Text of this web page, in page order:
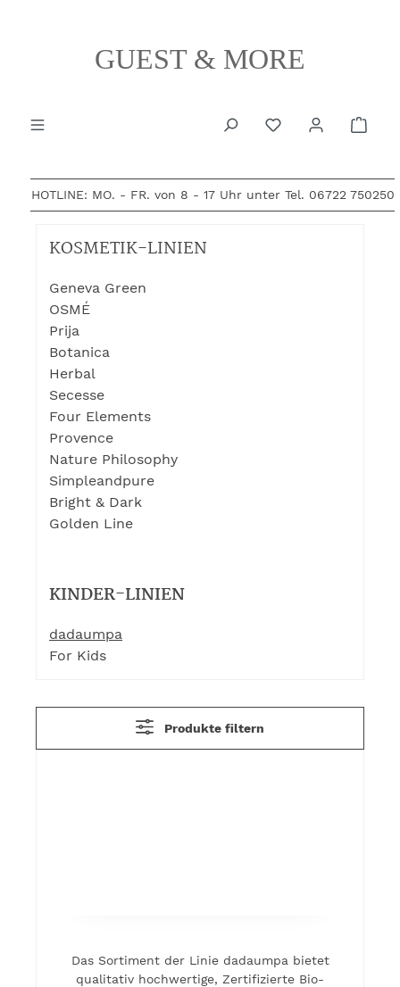
GUEST & MORE
HOTLINE: MO. - FR. von 8 - 17 Uhr unter Tel. 06722 750250
KOSMETIK-LINIEN
Geneva Green
OSMÉ
Prija
Botanica
Herbal
Secesse
Four Elements
Provence
Nature Philosophy
Simpleandpure
Bright & Dark
Golden Line
KINDER-LINIEN
dadaumpa
For Kids
Produkte filtern
Das Sortiment der Linie dadaumpa bietet
qualitativ hochwertige, Zertifizierte Bio-